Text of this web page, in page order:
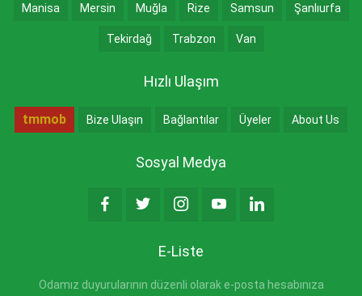
Manisa Mersin Muğla Rize Samsun Şanlıurfa
Tekirdağ Trabzon Van
Hızlı Ulaşım
tmmob Bize Ulaşın Bağlantılar Üyeler About Us
Sosyal Medya
E-Liste
Odamız duyurularının düzenli olarak e-posta hesabınıza